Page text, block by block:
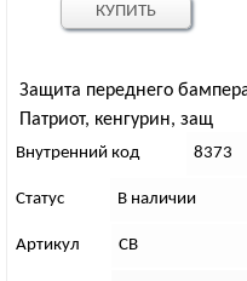
Защита переднего
Патриот, кенгурин, защ
рулевых тяг (дорест)
Внутренний код 8373
Статус В наличии
Артикул СВ
КУПИТЬ